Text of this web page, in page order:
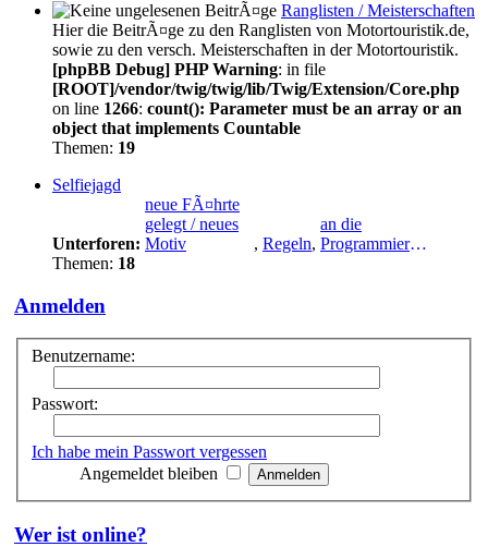
Ranglisten / Meisterschaften
Hier die BeitrÃ¤ge zu den Ranglisten von Motortouristik.de,
sowie zu den versch. Meisterschaften in der Motortouristik.
[phpBB Debug] PHP Warning: in file
[ROOT]/vendor/twig/twig/lib/Twig/Extension/Core.php
on line 1266: count(): Parameter must be an array or an
object that implements Countable
Themen: 19
Selfiejagd
Unterforen:
neue FÃ¤hrte
gelegt / neues
Motiv
, Regeln,
an die
Programmierung
Themen: 18
Anmelden
Benutzername:
Passwort:
Ich habe mein Passwort vergessen
Angemeldet bleiben
Wer ist online?